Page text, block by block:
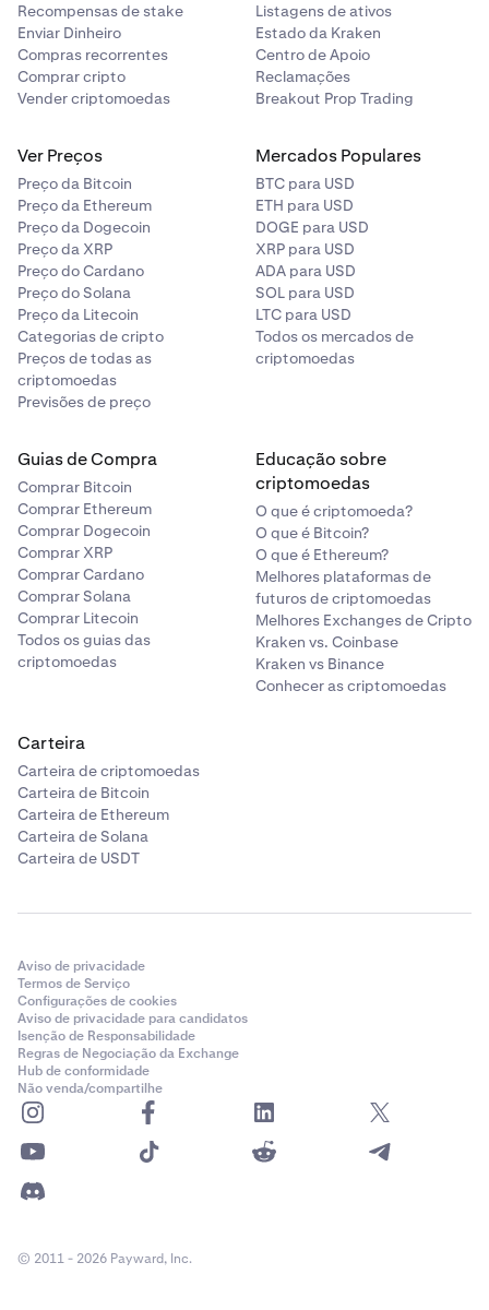
Recompensas de stake
Enviar Dinheiro
Compras recorrentes
Comprar cripto
Vender criptomoedas
Listagens de ativos
Estado da Kraken
Centro de Apoio
Reclamações
Breakout Prop Trading
Ver Preços
Preço da Bitcoin
Preço da Ethereum
Preço da Dogecoin
Preço da XRP
Preço do Cardano
Preço do Solana
Preço da Litecoin
Categorias de cripto
Preços de todas as
criptomoedas
Previsões de preço
Mercados Populares
BTC para USD
ETH para USD
DOGE para USD
XRP para USD
ADA para USD
SOL para USD
LTC para USD
Todos os mercados de
criptomoedas
Guias de Compra
Comprar Bitcoin
Comprar Ethereum
Comprar Dogecoin
Comprar XRP
Comprar Cardano
Comprar Solana
Comprar Litecoin
Todos os guias das
criptomoedas
Educação sobre
criptomoedas
O que é criptomoeda?
O que é Bitcoin?
O que é Ethereum?
Melhores plataformas de
futuros de criptomoedas
Melhores Exchanges de Cripto
Kraken vs. Coinbase
Kraken vs Binance
Conhecer as criptomoedas
Carteira
Carteira de criptomoedas
Carteira de Bitcoin
Carteira de Ethereum
Carteira de Solana
Carteira de USDT
Aviso de privacidade
Termos de Serviço
Configurações de cookies
Aviso de privacidade para candidatos
Isenção de Responsabilidade
Regras de Negociação da Exchange
Hub de conformidade
Não venda/compartilhe
© 2011 - 2026 Payward, Inc.